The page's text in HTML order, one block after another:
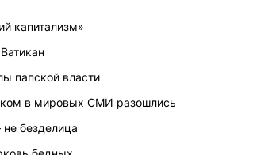
капитализм»
папской власти
в мировых СМИ разошлись
безделица